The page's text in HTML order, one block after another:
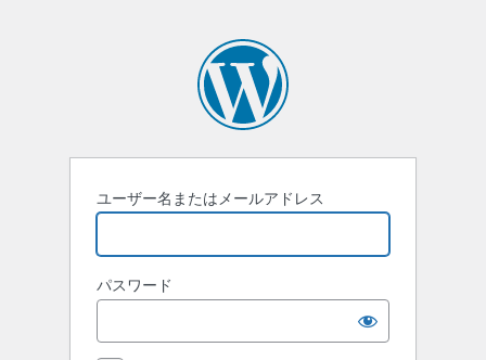
ユーザー名またはメールアドレス
パスワード